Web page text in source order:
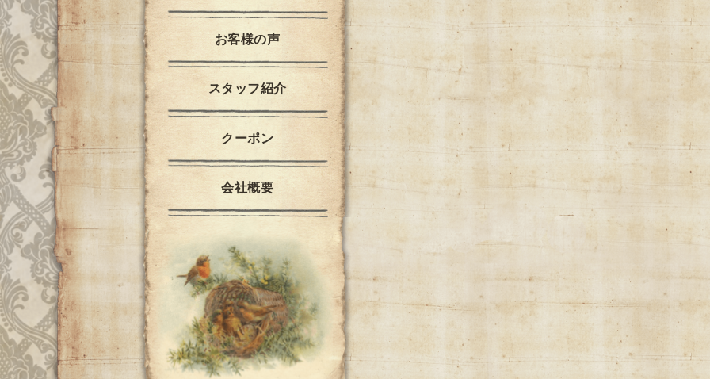
お客様の声
スタッフ紹介
クーポン
会社概要